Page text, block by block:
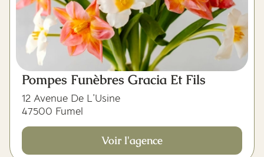
Pompes Funèbres Gracia Et Fils
12 Avenue De L’Usine
47500 Fumel
Voir l'agence